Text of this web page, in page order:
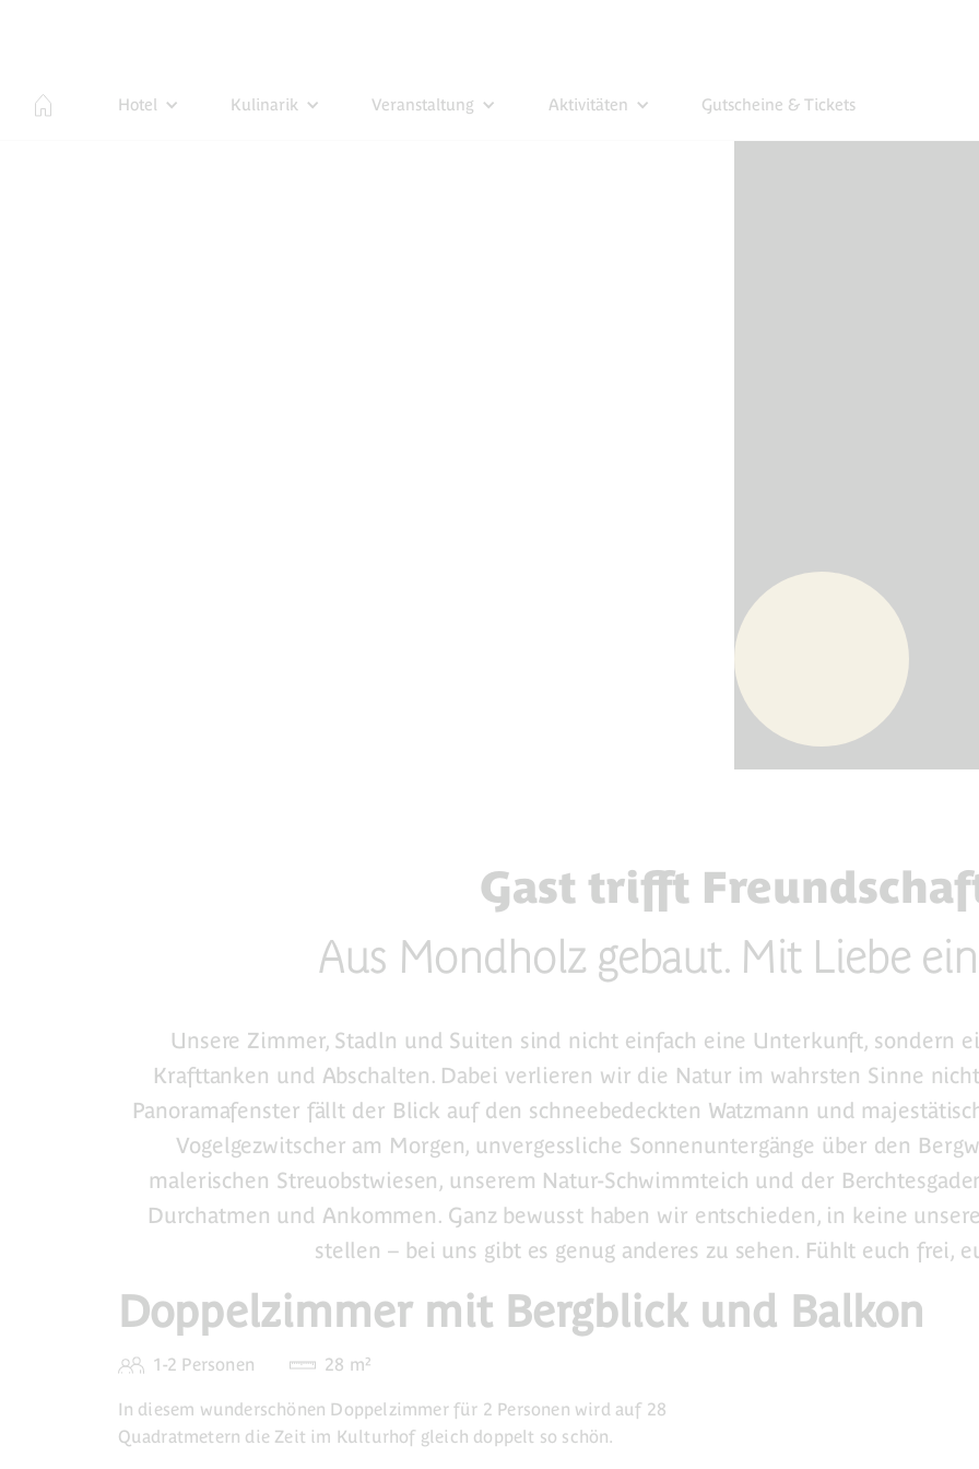
Hotel Kulinarik Veranstaltung Aktivitäten Gutscheine & Tickets
Gast trifft
Aus Mondholz gebaut. Mit Liebe
Unsere Zimmer, Stadln und Suiten sind nicht einfach eine Unterkunft, sondern
Krafttanken und Abschalten. Dabei verlieren wir die Natur im wahrsten Sinne
Panoramafenster fällt der Blick auf den schneebedeckten Watzmann und
Vogelgezwitscher am Morgen, unvergessliche Sonnenuntergänge über den
malerischen Streuobstwiesen, unserem Natur-Schwimmteich und der
Durchatmen und Ankommen. Ganz bewusst haben wir entschieden, in keine
stellen – bei uns gibt es genug anderes zu sehen. Fühlt euch frei,
Doppelzimmer mit Bergblick und Balkon
1-2 Personen 28 m²
In diesem wunderschönen Doppelzimmer für 2 Personen wird auf 28
Quadratmetern die Zeit im Kulturhof gleich doppelt so schön.